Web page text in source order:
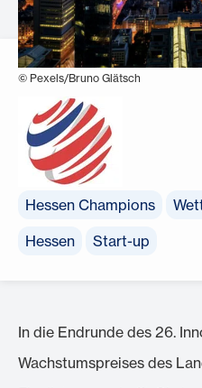
© Pexels/Bruno Glätsch
Hessen Champions
Hessen
Start-up
In die Endrunde des 26.
Wachstumspreises des